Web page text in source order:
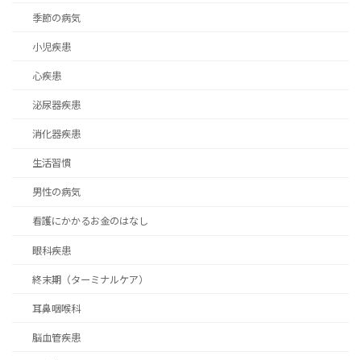
季節の病気
小児疾患
心疾患
泌尿器疾患
消化器疾患
生活習慣
男性の病気
看護にかかるお金のはなし
眼科疾患
終末期（ターミナルケア）
耳鼻咽喉科
脳血管疾患